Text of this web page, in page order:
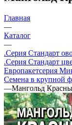
Главная
—
Каталог
—
.Серия Стандарт
.Серия Стандарт
Европакетсерия
Семена в крупной
—Мангольд